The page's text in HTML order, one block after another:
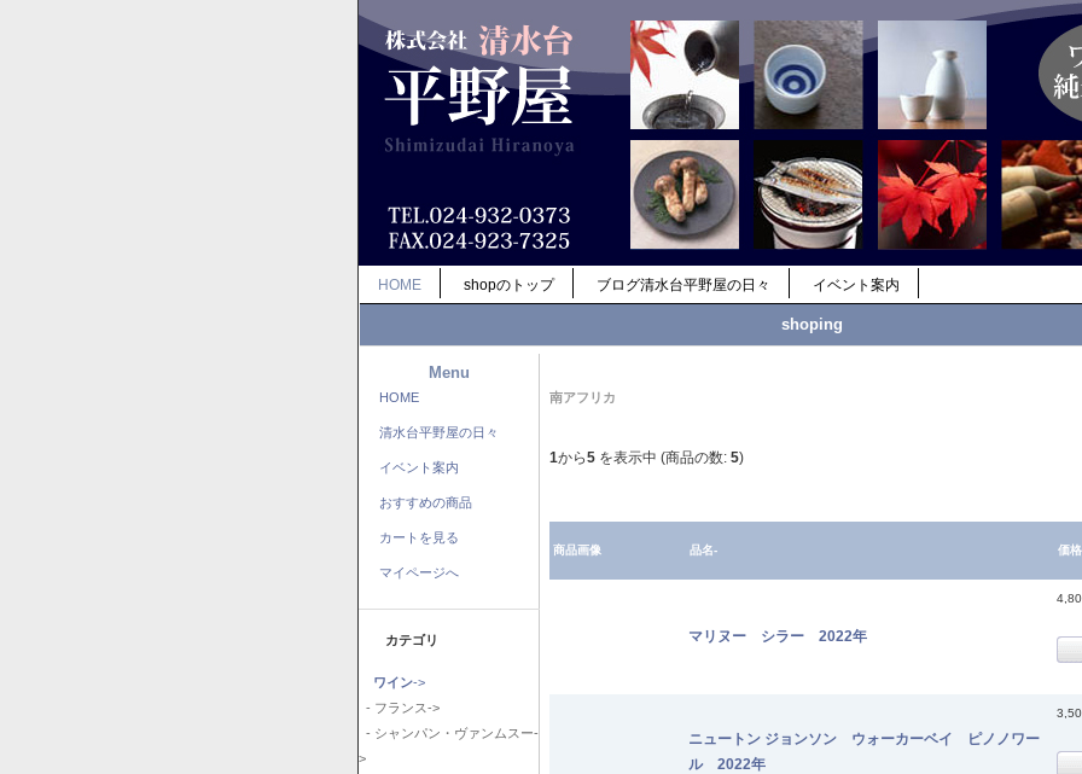
HOME shopのトップ ブログ清水台平野屋の日々 イベント案内
shoping
Menu
HOME
清水台平野屋の日々
イベント案内
おすすめの商品
カートを見る
マイページへ
カテゴリ
ワイン->
- フランス->
- シャンパン・ヴァンムスー-
>
南アフリカ
1から5 を表示中 (商品の数: 5)
商品画像 品名- 価格
マリヌー シラー 2022年
ニュートン ジョンソン ウォーカーベイ ピノノワー
ル 2022年